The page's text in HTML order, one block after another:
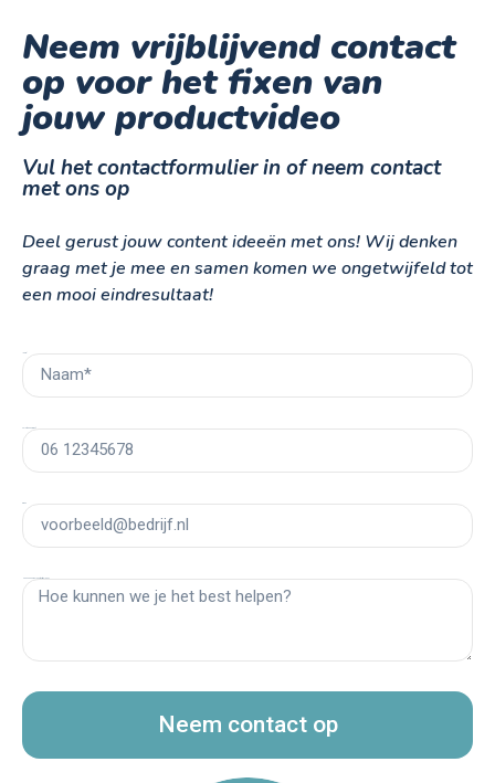
Neem vrijblijvend contact
op voor het fixen van
jouw productvideo
Vul het contactformulier in of neem contact
met ons op
Deel gerust jouw content ideeën met ons! Wij denken
graag met je mee en samen komen we ongetwijfeld tot
een mooi eindresultaat!
Neem contact op